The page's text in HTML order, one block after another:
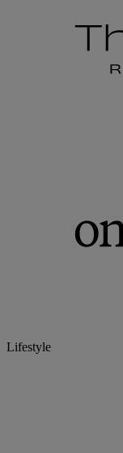
Lifestyle